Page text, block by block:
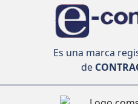
Es una marca
de